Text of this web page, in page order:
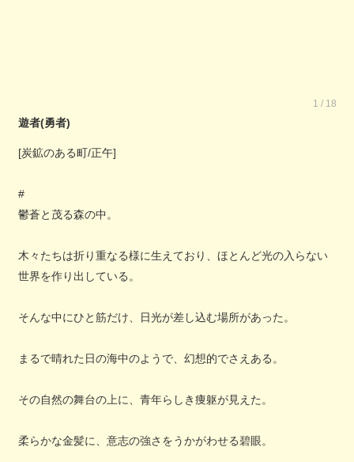
1 / 18
遊者(勇者)
[炭鉱のある町/正午]
#
鬱蒼と茂る森の中。
木々たちは折り重なる様に生えており、ほとんど光の入らない
世界を作り出している。
そんな中にひと筋だけ、日光が差し込む場所があった。
まるで晴れた日の海中のようで、幻想的でさえある。
その自然の舞台の上に、青年らしき痩躯が見えた。
柔らかな金髪に、意志の強さをうかがわせる碧眼。